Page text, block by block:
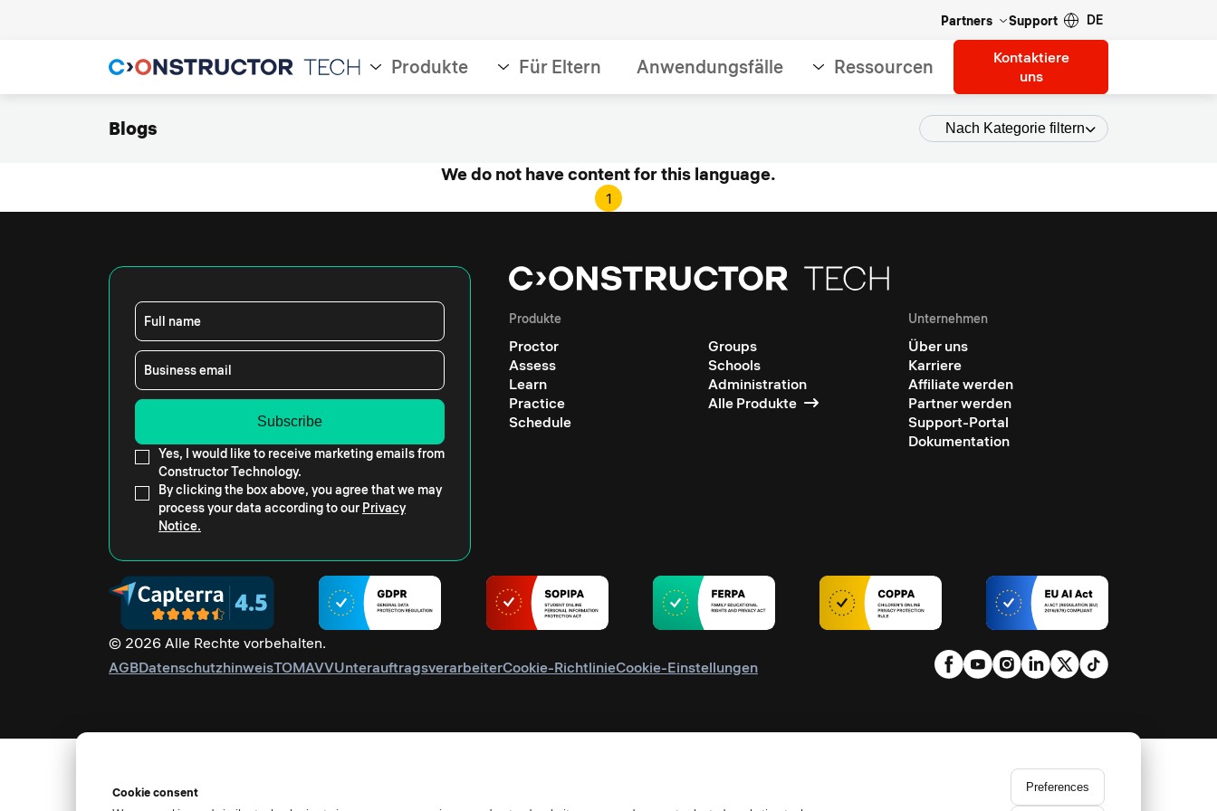
Partners Support DE
Produkte Für Eltern Anwendungsfälle Ressourcen
Kontaktiere
uns
Blogs Nach Kategorie filtern
We do not have content for this language.
1
Full name
Business email
Yes, I would like to receive marketing emails from
Constructor Technology.
By clicking the box above, you agree that we may
process your data according to our Privacy
Notice.
Produkte
Proctor
Assess
Learn
Practice
Schedule
Groups
Schools
Administration
Alle Produkte
Unternehmen
Über uns
Karriere
Affiliate werden
Partner werden
Support-Portal
Dokumentation
© 2026 Alle Rechte vorbehalten.
AGBDatenschutzhinweisTOMAVVUnterauftragsverarbeiterCookie-RichtlinieCookie-Einstellungen
Cookie consent
Preferences